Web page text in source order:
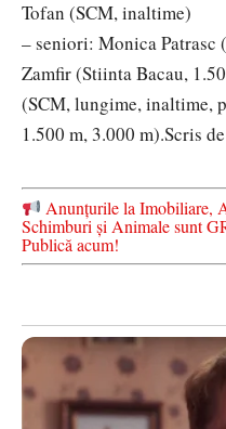
Tofan (SCM, inaltime)
– seniori: Monica Patrasc
Zamfir (Stiinta Bacau,
(SCM, lungime, inaltime,
1.500 m, 3.000 m).Scris
Anunțurile la Imobiliare,
Schimburi și Animale sunt
Publică acum!